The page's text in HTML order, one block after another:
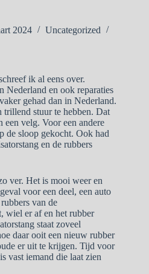
2024
Uncategorized
ik al eens over.
Nederland en ook reparaties
gehad dan in Nederland.
stuur te hebben. Dat
een velg. Voor een andere
de sloop gekocht. Ook had
en de rubbers
ver. Het is mooi weer en
voor een deel, een auto
van de
wiel er af en het rubber
staat zoveel
daar ooit een nieuw rubber
er uit te krijgen. Tijd voor
vast iemand die laat zien